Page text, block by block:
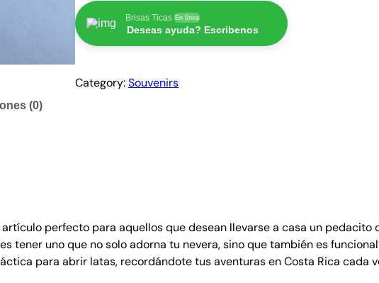
a
n
o
u
Brisas Ticas En línea
Deseas ayuda? Escribenos
Category:Souvenirs
(0)
perfecto para aquellos que desean llevarse a casa un pedacito
tener uno que no solo adorna tu nevera, sino que también es
para abrir latas, recordándote tus aventuras en Costa Rica cada